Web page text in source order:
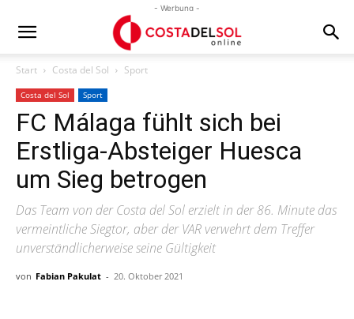
- Werbung -
Start Costa del Sol Sport
Costa del Sol Sport
FC Málaga fühlt sich bei
Erstliga-Absteiger Huesca
um Sieg betrogen
Das Team von der Costa del Sol erzielt in der 86. Minute das
vermeintliche Siegtor, aber der VAR verwehrt dem Treffer
unverständlicherweise seine Gültigkeit
von Fabian Pakulat - 20. Oktober 2021